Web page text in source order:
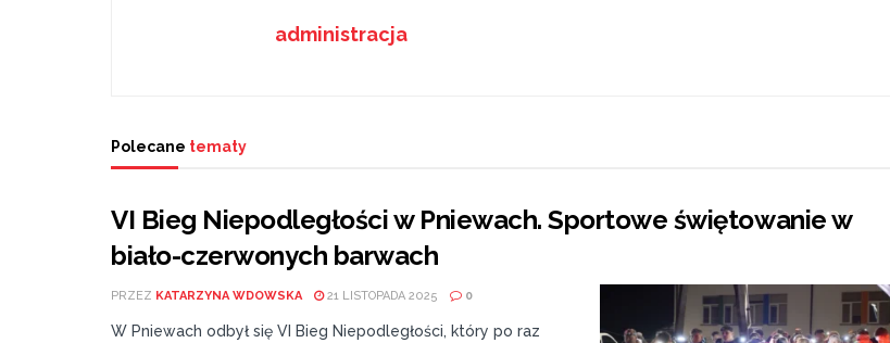
administracja
Polecane tematy
VI Bieg Niepodległości w Pniewach. Sportowe świętowanie w
biało-czerwonych barwach
PRZEZ KATARZYNA WDOWSKA 21 LISTOPADA 2025 0
W Pniewach odbył się VI Bieg Niepodległości, który po raz